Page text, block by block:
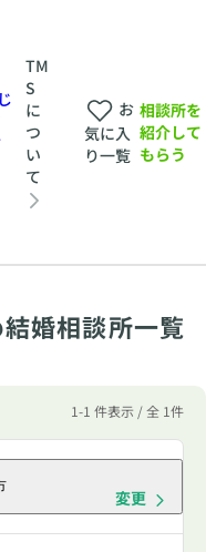
TM
S
に
つ
い
て
お
気に入
り一覧
相談所を
紹介して
もらう
婚相談所一覧
1-1 件表示 / 全 1件
変更